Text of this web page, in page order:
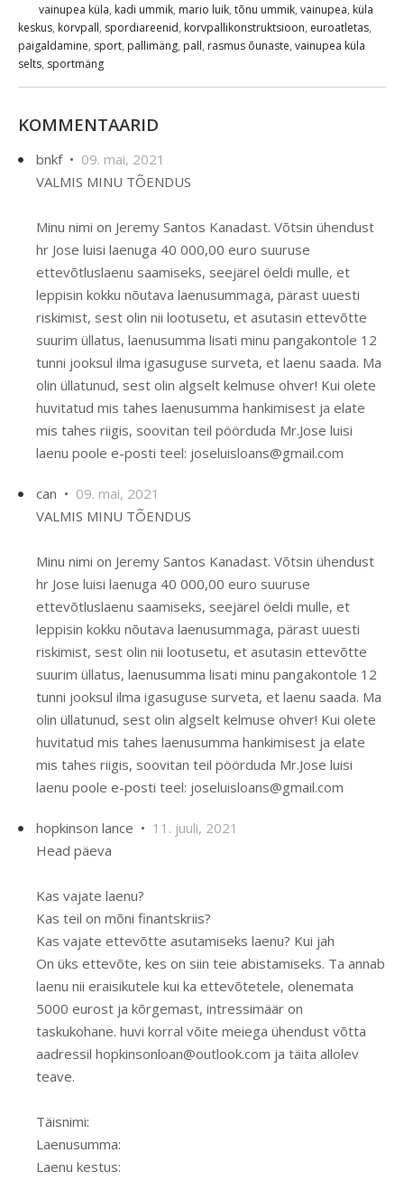
vainupea küla, kadi ummik, mario luik, tõnu ummik, vainupea, küla
keskus, korvpall, spordiareenid, korvpallikonstruktsioon, euroatletas,
paigaldamine, sport, pallimäng, pall, rasmus õunaste, vainupea küla
selts, sportmäng
KOMMENTAARID
bnkf • 09. mai, 2021
VALMIS MINU TÕENDUS
Minu nimi on Jeremy Santos Kanadast. Võtsin ühendust
hr Jose luisi laenuga 40 000,00 euro suuruse
ettevõtluslaenu saamiseks, seejärel öeldi mulle, et
leppisin kokku nõutava laenusummaga, pärast uuesti
riskimist, sest olin nii lootusetu, et asutasin ettevõtte
suurim üllatus, laenusumma lisati minu pangakontole 12
tunni jooksul ilma igasuguse surveta, et laenu saada. Ma
olin üllatunud, sest olin algselt kelmuse ohver! Kui olete
huvitatud mis tahes laenusumma hankimisest ja elate
mis tahes riigis, soovitan teil pöörduda Mr.Jose luisi
laenu poole e-posti teel: joseluisloans@gmail.com
can • 09. mai, 2021
VALMIS MINU TÕENDUS
Minu nimi on Jeremy Santos Kanadast. Võtsin ühendust
hr Jose luisi laenuga 40 000,00 euro suuruse
ettevõtluslaenu saamiseks, seejärel öeldi mulle, et
leppisin kokku nõutava laenusummaga, pärast uuesti
riskimist, sest olin nii lootusetu, et asutasin ettevõtte
suurim üllatus, laenusumma lisati minu pangakontole 12
tunni jooksul ilma igasuguse surveta, et laenu saada. Ma
olin üllatunud, sest olin algselt kelmuse ohver! Kui olete
huvitatud mis tahes laenusumma hankimisest ja elate
mis tahes riigis, soovitan teil pöörduda Mr.Jose luisi
laenu poole e-posti teel: joseluisloans@gmail.com
hopkinson lance • 11. juuli, 2021
Head päeva
Kas vajate laenu?
Kas teil on mõni finantskriis?
Kas vajate ettevõtte asutamiseks laenu? Kui jah
On üks ettevõte, kes on siin teie abistamiseks. Ta annab
laenu nii eraisikutele kui ka ettevõtetele, olenemata
5000 eurost ja kõrgemast, intressimäär on
taskukohane. huvi korral võite meiega ühendust võtta
aadressil hopkinsonloan@outlook.com ja täita allolev
teave.
Täisnimi:
Laenusumma:
Laenu kestus: